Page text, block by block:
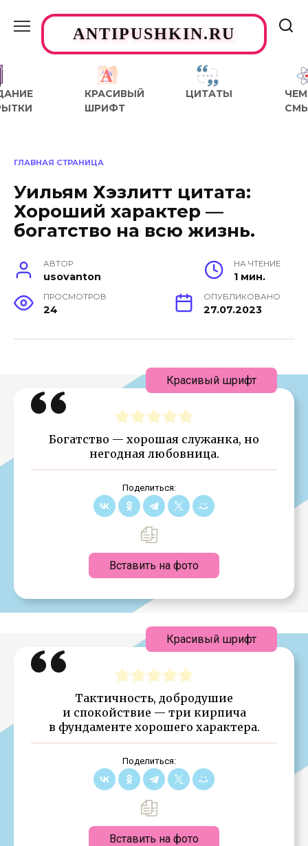
содержаниюANTIPUSHKIN.RU
КРАСИВЫЙ
ШРИФТ
ЦИТАТЫ
ЧЕМ
ГЛАВНАЯ СТРАНИЦА
Уильям Хэзлитт цитата:
Хороший характер —
богатство на всю жизнь.
АВТОР
usovanton
НА ЧТЕНИЕ
1 мин.
ПРОСМОТРОВ
24
ОПУБЛИКОВАНО
27.07.2023
Богатство — хорошая служанка, но
негодная любовница.
Поделиться:
Вставить на фото
Красивый шрифт
Тактичность, добродушие
и спокойствие — три кирпича
в фундаменте хорошего характера.
Поделиться:
Вставить на фото
Красивый шрифт